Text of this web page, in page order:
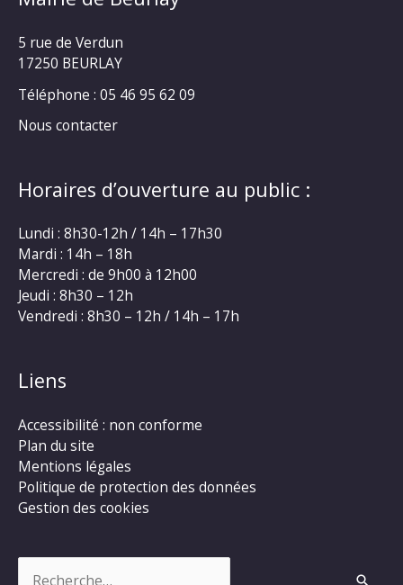
5 rue de Verdun
17250 BEURLAY
Téléphone : 05 46 95 62 09
Nous contacter
Horaires d’ouverture au public :
Lundi : 8h30-12h / 14h – 17h30
Mardi : 14h – 18h
Mercredi : de 9h00 à 12h00
Jeudi : 8h30 – 12h
Vendredi : 8h30 – 12h / 14h – 17h
Liens
Accessibilité : non conforme
Plan du site
Mentions légales
Politique de protection des données
Gestion des cookies